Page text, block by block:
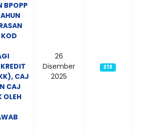
BPOPP
CAJ
CAJ
OLEH
26
Disember
2025
213